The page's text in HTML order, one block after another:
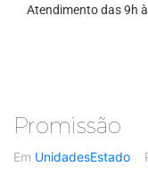
Atendimento das 9h
Promissão
Em UnidadesEstado